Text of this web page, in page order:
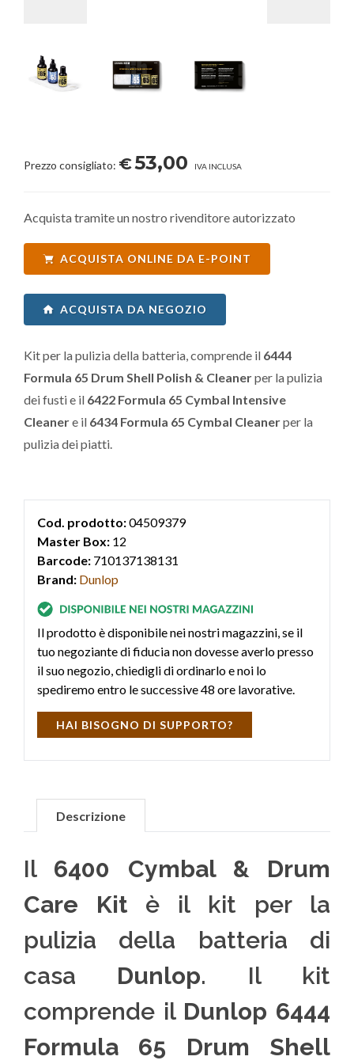
Prezzo consigliato: €53,00 IVA INCLUSA
Acquista tramite un nostro rivenditore autorizzato
ACQUISTA ONLINE DA E-POINT
ACQUISTA DA NEGOZIO
Kit per la pulizia della batteria, comprende il 6444
Formula 65 Drum Shell Polish & Cleanerper la pulizia
dei fusti e il 6422 Formula 65 Cymbal Intensive
Cleanere il 6434 Formula 65 Cymbal Cleanerper la
pulizia dei piatti.
Cod. prodotto:04509379
Master Box: 12
Barcode: 710137138131
Brand: Dunlop
Il prodotto è disponibile nei nostri magazzini, se il
tuo negoziante di fiducia non dovesse averlo presso
il suo negozio, chiedigli di ordinarlo e noi lo
spediremo entro le successive 48 ore lavorative.
HAI BISOGNO DI SUPPORTO?
Descrizione
Il 6400 Cymbal & Drum
Care Kit è il kit per la
pulizia della batteria di
casa Dunlop. Il kit
comprende il Dunlop 6444
Formula 65 Drum Shell